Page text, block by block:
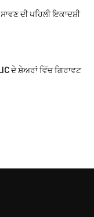
ਦੀ ਪਹਿਲੀ ਇਕਾਦਸ਼ੀ
ਦੇ ਸ਼ੇਅਰਾਂ ਵਿੱਚ ਗਿਰਾਵਟ